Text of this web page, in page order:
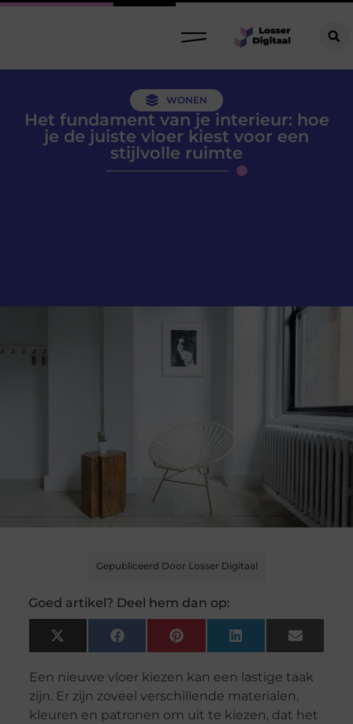
WONEN
Het fundament van je interieur: hoe
je de juiste vloer kiest voor een
stijlvolle ruimte
Gepubliceerd Door Losser Digitaal
Goed artikel? Deel hem dan op:
X
(Twitter)
FacebookPinterest LinkedIn Email
Een nieuwe vloer kiezen kan een lastige taak
zijn. Er zijn zoveel verschillende materialen,
kleuren en patronen om uit te kiezen, dat het